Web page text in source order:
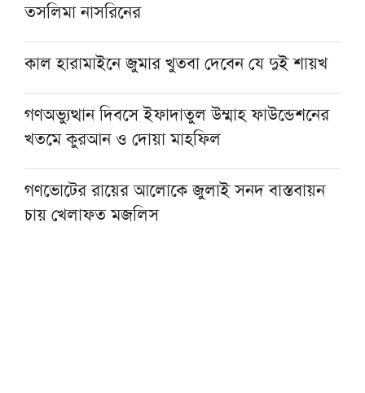
তসলিমা নাসরিনের
কাল হারামাইনে জুমার খুতবা দেবেন যে দুই শায়খ
গণঅভ্যুত্থান দিবসে ইফাদাতুল উম্মাহ ফাউন্ডেশনের
খতমে কুরআন ও দোয়া মাহফিল
গণভোটের রায়ের আলোকে জুলাই সনদ বাস্তবায়ন
চায় খেলাফত মজলিস